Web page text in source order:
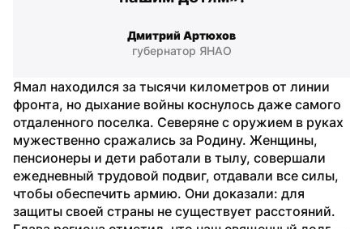
Дмитрий Артюхов
губернатор ЯНАО
Ямал находился за тысячи километров от линии
фронта, но дыхание войны коснулось даже самого
отдаленного поселка. Северяне с оружием в руках
мужественно сражались за Родину. Женщины,
пенсионеры и дети работали в тылу, совершали
ежедневный трудовой подвиг, отдавали все силы,
чтобы обеспечить армию. Они доказали: для
защиты своей страны не существует расстояний.